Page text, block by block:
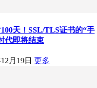
天！SSL/TLS证书的“手
代即将结束
月19日 更多